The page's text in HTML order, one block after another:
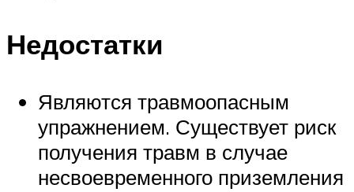
Недостатки
Являются травмоопасным
упражнением. Существует риск
получения травм в случае
несвоевременного приземления